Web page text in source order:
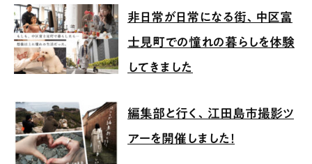
非日常が日常になる街、中区富
士見町での憧れの暮らしを体験
してきました
編集部と行く、江田島市撮影ツ
アーを開催しました！